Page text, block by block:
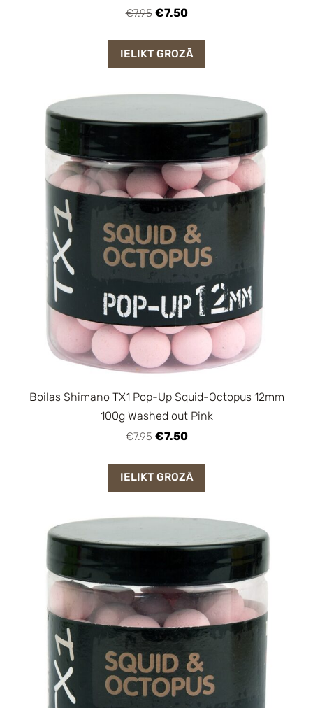
€7.95 €7.50
IELIKT GROZĀ
Boilas Shimano TX1 Pop-Up Squid-Octopus 12mm
100g Washed out Pink
€7.95 €7.50
IELIKT GROZĀ